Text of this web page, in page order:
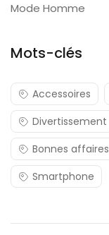
Mode Homme
Mots-clés
Accessoires
Divertissement
Bonnes affaires
Smartphone